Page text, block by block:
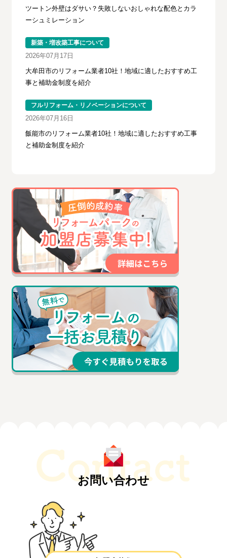
ツートン外壁はダサい？失敗しないおしゃれな配色とカラ
ーシュミレーション
新築・増改築工事について
2026年07月17日
大牟田市のリフォーム業者10社！地域に適したおすすめ工
事と補助金制度を紹介
フルリフォーム・リノベーションについて
2026年07月16日
飯能市のリフォーム業者10社！地域に適したおすすめ工事
と補助金制度を紹介
お問い合わせ